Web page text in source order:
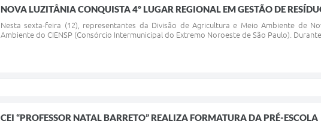
NOVA LUZITÂNIA CONQUISTA 4º LUGAR REGIONAL EM GESTÃO DE
Nesta sexta-feira (12), representantes da Divisão de Agricultura e Meio Ambiente de
Ambiente do CIENSP (Consórcio Intermunicipal do Extremo Noroeste de São Paulo).
CEI “PROFESSOR NATAL BARRETO” REALIZA FORMATURA DA PRÉ-ESCOLA